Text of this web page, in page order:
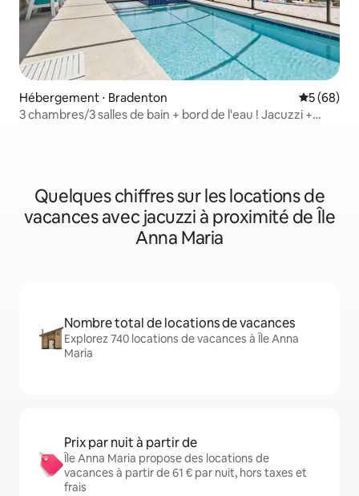
Hébergement ⋅ Bradenton
5 (68)
3 chambres/3 salles de bain + bord de l'eau ! Jacuzzi +
Quelques chiffres sur les locations de
vacances avec jacuzzi à proximité de Île
Anna Maria
Nombre total de locations de vacances
Explorez 740 locations de vacances à Île Anna
Maria
Prix par nuit à partir de
Île Anna Maria propose des locations de
vacances à partir de 61 € par nuit, hors taxes et
frais